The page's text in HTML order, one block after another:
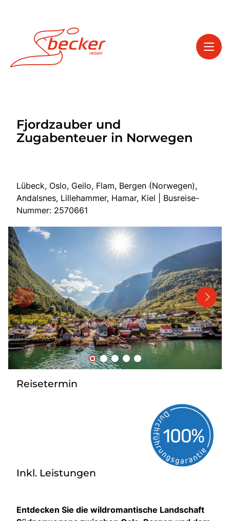
Service
Kontakt
Start
Tagesfahrten
Bus mieten
Katalog anfordern
Gutscheine
Service & Kontakt
Fjordzauber und
Zugabenteuer in Norwegen
Lübeck, Oslo, Geilo, Flam, Bergen (Norwegen),
Andalsnes, Lillehammer, Hamar, Kiel | Busreise-
Nummer: 2570661
Reisetermin
Inkl. Leistungen
Entdecken Sie die wildromantische Landschaft